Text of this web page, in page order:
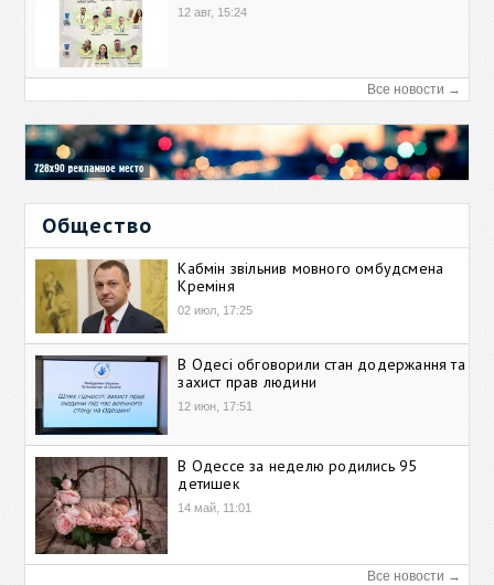
12 авг, 15:24
Все новости →
Общество
Кабмін звільнив мовного омбудсмена
Креміня
02 июл, 17:25
В Одесі обговорили стан додержання та
захист прав людини
12 июн, 17:51
В Одессе за неделю родились 95
детишек
14 май, 11:01
Все новости →